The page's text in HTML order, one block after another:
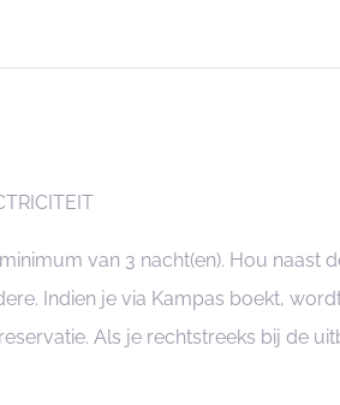
van 3 nacht(en). Hou
Indien je via Kampas boekt,
Als je rechtstreeks bij de